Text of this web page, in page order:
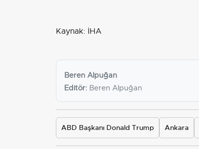
Kaynak: İHA
Beren Alpuğan
Editör: Beren Alpuğan
ABD Başkanı Donald Trump Ankara